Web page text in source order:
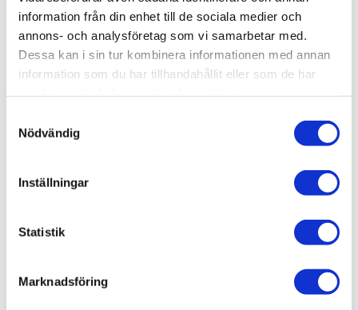
information från din enhet till de sociala medier och
annons- och analysföretag som vi samarbetar med.
Dessa kan i sin tur kombinera informationen med annan
information som du har tillhandahållit eller som de har
Nödvändig
Inställningar
Statistik
Marknadsföring
Bildskärmsfäste: Pressgjuten aluminium
Kabelhanteringsskydd: Plast
Shims & bussningar: Plast
Monteringsfläns: Pressgjuten aluminium
Färg:
Svart
Kabelhanteringsskydd: Svart
Monteringsadapter: Silvergrå